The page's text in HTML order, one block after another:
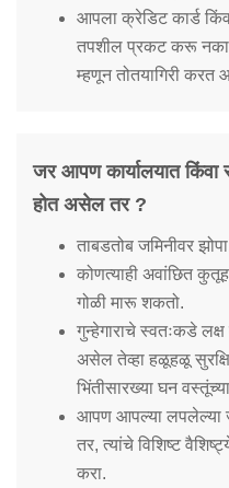
आपला क्रेडिट कार्ड
तपशील प्रकट करू नका
म्हणून तोतयागिरी करत
जर आपण कार्यालयात किंवा
होत असेल तर ?
ताबडतोब जमिनीवर
कोणत्याही अवांछित
गोळी मारू शकतो.
गुन्हेगाराचे स्वतःकडे
असेल तेव्हा हळूहळू
भिंतीसारख्या घन
आपण आपल्या लपलेल्या
तर, त्यांचे विशिष्ट
करा.